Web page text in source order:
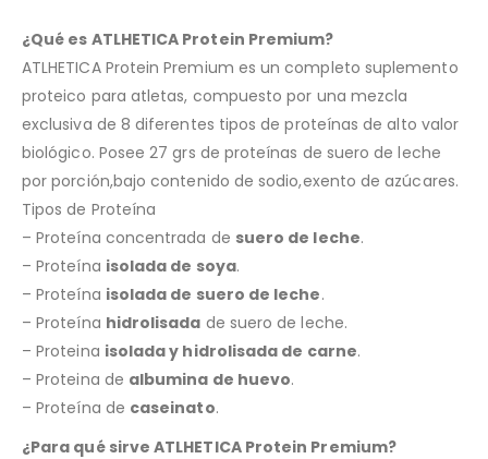
¿Qué es ATLHETICA Protein Premium?
ATLHETICA Protein Premium es un completo suplemento
proteico para atletas, compuesto por una mezcla
exclusiva de 8 diferentes tipos de proteínas de alto valor
biológico. Posee 27 grs de proteínas de suero de leche
por porción,bajo contenido de sodio,exento de azúcares.
Tipos de Proteína
– Proteína concentrada de suero de leche.
– Proteína isolada de soya.
– Proteína isolada de suero de leche.
– Proteína hidrolisada de suero de leche.
– Proteina isolada y hidrolisada de carne.
– Proteina de albumina de huevo.
– Proteína de caseinato.
¿Para qué sirve ATLHETICA Protein Premium?